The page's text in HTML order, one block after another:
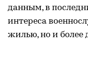
данным, в
интереса
жилью, но и более